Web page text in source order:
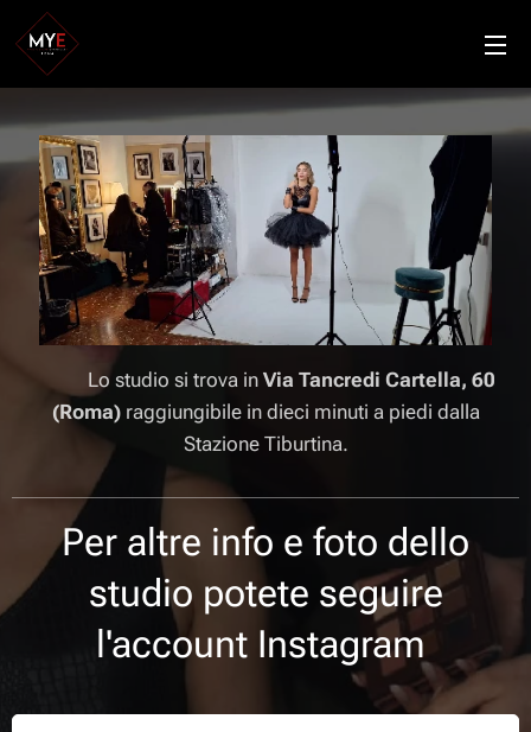
Lo studio si trova in Via Tancredi Cartella, 60
(Roma)raggiungibile in dieci minuti a piedi dalla
Stazione Tiburtina.
Per altre info e foto dello
studio potete seguire
l'account Instagram